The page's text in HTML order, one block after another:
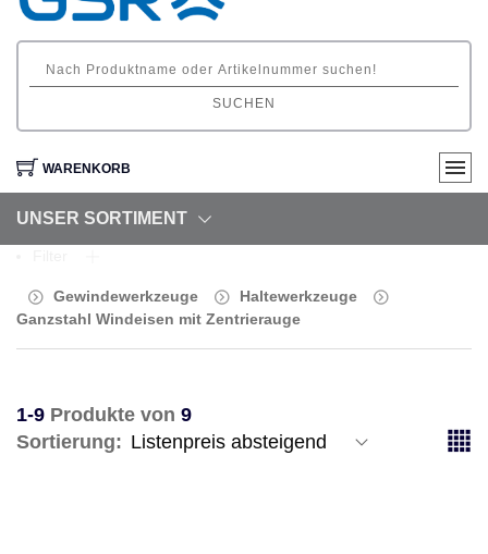
SUCHEN
WARENKORB
UNSER SORTIMENT
Gewindewerkzeuge
Haltewerkzeuge
Ganzstahl Windeisen mit Zentrierauge
1-9 Produkte von 9
Sortierung: